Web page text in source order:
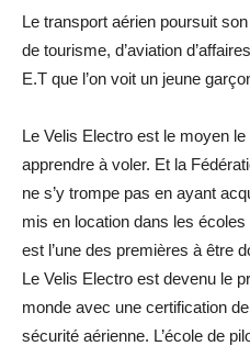
Le transport aérien poursuit
de tourisme, d’aviation
E.T que l’on voit un jeune
Le Velis Electro est le moyen
apprendre à voler. Et la
ne s’y trompe pas en ayant
mis en location dans les
est l’une des premières à être
Le Velis Electro est devenu le
monde avec une certification
sécurité aérienne. L’école de